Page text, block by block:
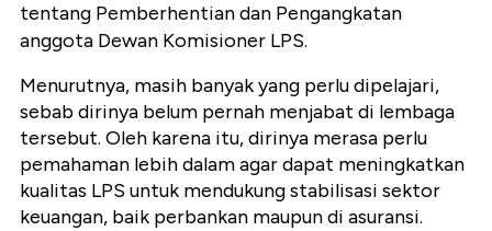
tentang Pemberhentian dan Pengangkatan
anggota Dewan Komisioner LPS.
Menurutnya, masih banyak yang perlu dipelajari,
sebab dirinya belum pernah menjabat di lembaga
tersebut. Oleh karena itu, dirinya merasa perlu
pemahaman lebih dalam agar dapat meningkatkan
kualitas LPS untuk mendukung stabilisasi sektor
keuangan, baik perbankan maupun di asuransi.